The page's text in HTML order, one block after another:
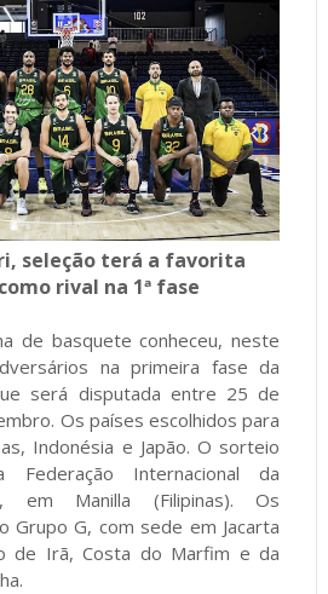
seleção terá a favorita
rival na 1ª fase
de basquete conheceu, neste
na primeira fase da
será disputada entre 25 de
Os países escolhidos para
Indonésia e Japão. O sorteio
Federação Internacional da
em Manilla (Filipinas). Os
Grupo G, com sede em Jacarta
de Irã, Costa do Marfim e da